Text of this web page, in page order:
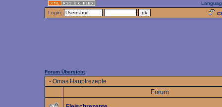
Login:
Forum Übersicht
- Omas Hauptrezepte
Forum